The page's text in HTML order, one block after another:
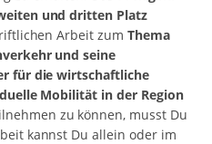
und dritten Platz
Arbeit zum Thema
und seine
für die wirtschaftliche
Mobilität in der Region
zu können, musst Du
kannst Du allein oder im